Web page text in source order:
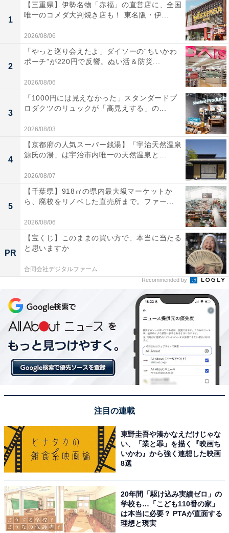
1
【三重県】伊勢名物「赤福」の直営店に、全国
唯一のコメダ大判焼き店も！ 東名阪・伊...
2026/08/06
2
「やっと巡り会えたよ」ダイソーの“ちいかわ
ポーチ”が220円で反響。ぬい活＆防災...
2026/08/06
3
「1000円には見えなかった」スタンダードプ
ロダクツのリュックが「高見えする」の...
2026/08/03
4
【京都府の人気スーパー銭湯】「宇治天然温泉
源氏の湯」は宇治市内唯一の天然温泉と...
2026/08/07
5
【千葉県】918㎡の県内最大級マーケットか
ら、廃校をリノベした直売所まで。ファー...
2026/08/06
PR
【宝くじ】このままの買い方で、本当に当たる
と思いますか
合同会社デジタルファーム
Recommended by
注目の連載
東野圭吾や湊かなえだけじゃな
い、「業と罪」を描く『映画ち
いかわ』から強く連想した映画
8選
20年間「駆け込み実績ゼロ」の
学校も…「こども110番の家」
は本当に必要？ PTAが直面する
理想と現実